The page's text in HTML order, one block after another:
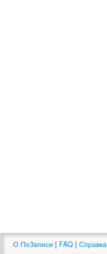
О ПоЗаписи | FAQ | Справка